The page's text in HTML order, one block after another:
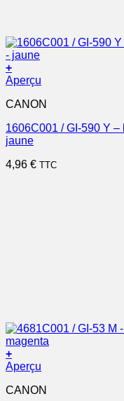
+
Aperçu
CANON
1606C001 / GI-590 Y
jaune
4,96 € TTC
+
Aperçu
CANON